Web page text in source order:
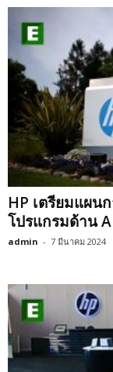
HP เตรียมแผน
โปรแกรมด้าน
admin - 7 มีนาคม 2024